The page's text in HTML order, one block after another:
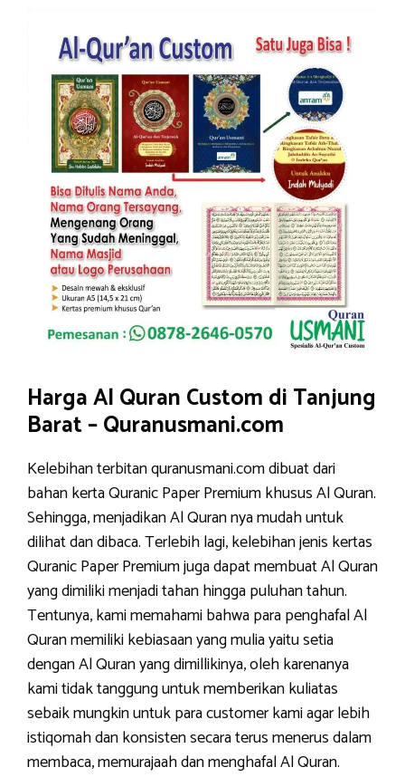
Harga Al Quran Custom di Tanjung
Barat – Quranusmani.com
Kelebihan terbitan quranusmani.com dibuat dari
bahan kerta Quranic Paper Premium khusus Al Quran.
Sehingga, menjadikan Al Quran nya mudah untuk
dilihat dan dibaca. Terlebih lagi, kelebihan jenis kertas
Quranic Paper Premium juga dapat membuat Al Quran
yang dimiliki menjadi tahan hingga puluhan tahun.
Tentunya, kami memahami bahwa para penghafal Al
Quran memiliki kebiasaan yang mulia yaitu setia
dengan Al Quran yang dimillikinya, oleh karenanya
kami tidak tanggung untuk memberikan kuliatas
sebaik mungkin untuk para customer kami agar lebih
istiqomah dan konsisten secara terus menerus dalam
membaca, memurajaah dan menghafal Al Quran.